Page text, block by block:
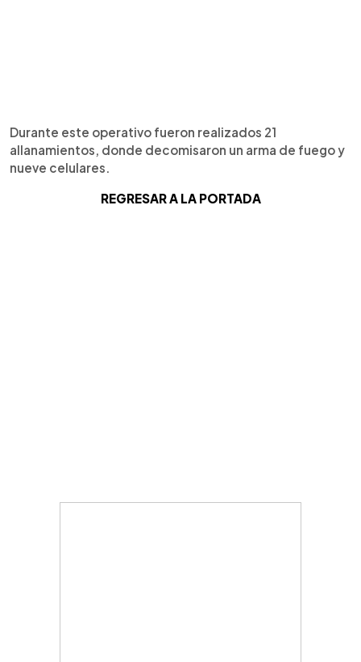
Durante este operativo fueron realizados 21
allanamientos, donde decomisaron un arma de fuego y
nueve celulares.
REGRESAR A LA PORTADA